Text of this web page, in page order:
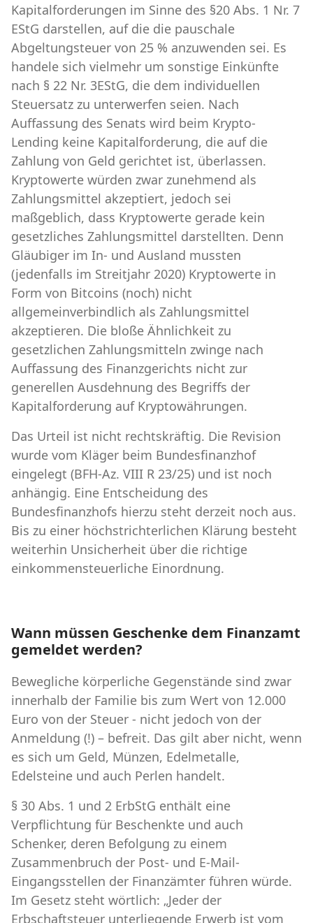
Kapitalforderungen im Sinne des §20 Abs. 1 Nr. 7
EStG darstellen, auf die die pauschale
Abgeltungsteuer von 25 % anzuwenden sei. Es
handele sich vielmehr um sonstige Einkünfte
nach § 22 Nr. 3EStG, die dem individuellen
Steuersatz zu unterwerfen seien. Nach
Auffassung des Senats wird beim Krypto-
Lending keine Kapitalforderung, die auf die
Zahlung von Geld gerichtet ist, überlassen.
Kryptowerte würden zwar zunehmend als
Zahlungsmittel akzeptiert, jedoch sei
maßgeblich, dass Kryptowerte gerade kein
gesetzliches Zahlungsmittel darstellten. Denn
Gläubiger im In- und Ausland mussten
(jedenfalls im Streitjahr 2020) Kryptowerte in
Form von Bitcoins (noch) nicht
allgemeinverbindlich als Zahlungsmittel
akzeptieren. Die bloße Ähnlichkeit zu
gesetzlichen Zahlungsmitteln zwinge nach
Auffassung des Finanzgerichts nicht zur
generellen Ausdehnung des Begriffs der
Kapitalforderung auf Kryptowährungen.
Das Urteil ist nicht rechtskräftig. Die Revision
wurde vom Kläger beim Bundesfinanzhof
eingelegt (BFH-Az. VIII R 23/25) und ist noch
anhängig. Eine Entscheidung des
Bundesfinanzhofs hierzu steht derzeit noch aus.
Bis zu einer höchstrichterlichen Klärung besteht
weiterhin Unsicherheit über die richtige
einkommensteuerliche Einordnung.
Wann müssen Geschenke dem Finanzamt
gemeldet werden?
Bewegliche körperliche Gegenstände sind zwar
innerhalb der Familie bis zum Wert von 12.000
Euro von der Steuer - nicht jedoch von der
Anmeldung (!) – befreit. Das gilt aber nicht, wenn
es sich um Geld, Münzen, Edelmetalle,
Edelsteine und auch Perlen handelt.
§ 30 Abs. 1 und 2 ErbStG enthält eine
Verpflichtung für Beschenkte und auch
Schenker, deren Befolgung zu einem
Zusammenbruch der Post- und E-Mail-
Eingangsstellen der Finanzämter führen würde.
Im Gesetz steht wörtlich: „Jeder der
Erbschaftsteuer unterliegende Erwerb ist vom